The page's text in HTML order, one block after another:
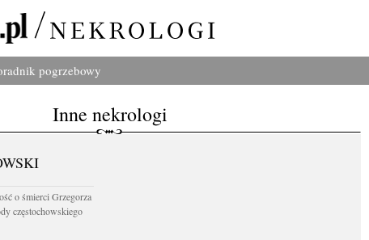
pogrzebowy
Inne nekrologi
o śmierci Grzegorza
częstochowskiego